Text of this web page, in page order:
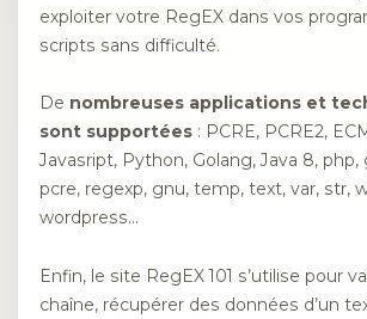
exploiter votre RegEX dans vos
scripts sans difficulté.
De nombreuses applications et
sont supportées : PCRE, PCRE2,
Javasript, Python, Golang, Java 8, php,
pcre, regexp, gnu, temp, text, var, str,
wordpress…
Enfin, le site RegEX 101 s’utilise pour
chaîne, récupérer des données d’un